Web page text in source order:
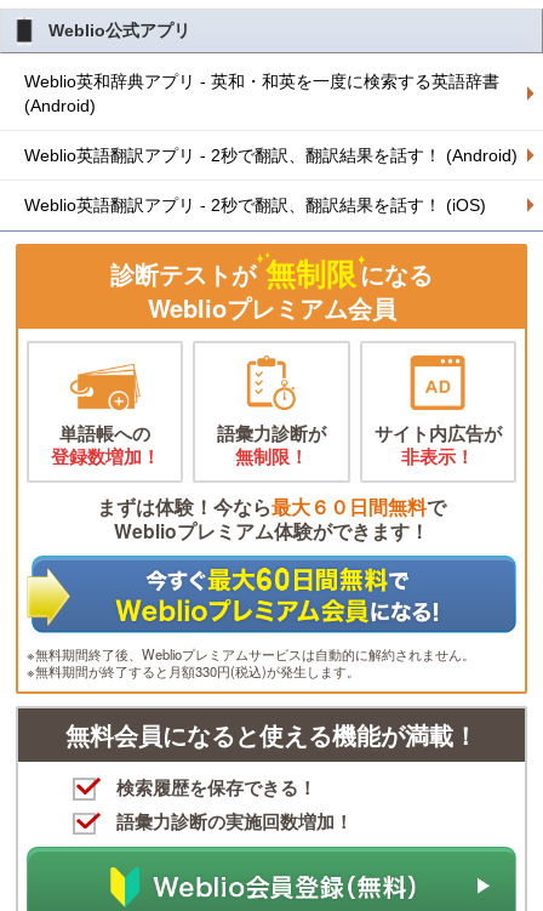
Weblio公式アプリ
Weblio英和辞典アプリ - 英和・和英を一度に検索する英語辞書
(Android)
Weblio英語翻訳アプリ - 2秒で翻訳、翻訳結果を話す！ (Android)
Weblio英語翻訳アプリ - 2秒で翻訳、翻訳結果を話す！ (iOS)
診断テストが 無制限になる
Weblioプレミアム会員
単語帳への
登録数増加！
語彙力診断が
無制限！
サイト内広告が
非表示！
まずは体験！今なら最大６０日間無料で
Weblioプレミアム体験ができます！
※無料期間終了後、Weblioプレミアムサービスは自動的に解約されません。
※無料期間が終了すると月額330円(税込)が発生します。
無料会員になると使える機能が満載！
検索履歴を保存できる！
語彙力診断の実施回数増加！